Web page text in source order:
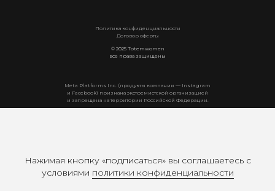
Мeta Platforms Inc. (продукты компании — Instagram
и Facebook) признана экстремистской организацией
и запрещена на территории Российской Федерации.
© 2025 Totemwomen
все права защищены
Политика конфиденциальности
Договор оферты
Нажимая кнопку «подписаться» вы соглашаетесь с
условиями политики конфиденциальности